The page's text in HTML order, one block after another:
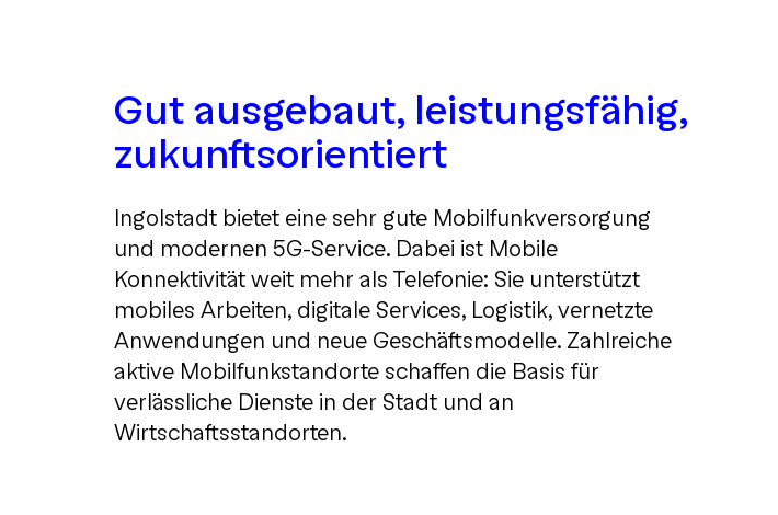
Gut ausgebaut, leistungsfähig,
zukunftsorientiert
Ingolstadt bietet eine sehr gute Mobilfunkversorgung
und modernen 5G-Service. Dabei ist Mobile
Konnektivität weit mehr als Telefonie: Sie unterstützt
mobiles Arbeiten, digitale Services, Logistik, vernetzte
Anwendungen und neue Geschäftsmodelle. Zahlreiche
aktive Mobilfunkstandorte schaffen die Basis für
verlässliche Dienste in der Stadt und an
Wirtschaftsstandorten.